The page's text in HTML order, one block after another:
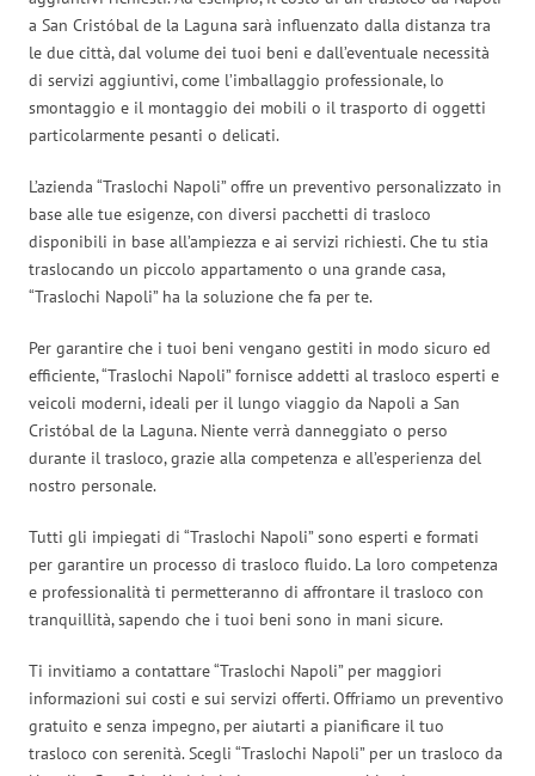
a San Cristóbal de la Laguna sarà influenzato dalla distanza tra
le due città, dal volume dei tuoi beni e dall’eventuale necessità
di servizi aggiuntivi, come l’imballaggio professionale, lo
smontaggio e il montaggio dei mobili o il trasporto di oggetti
particolarmente pesanti o delicati.
L’azienda “Traslochi Napoli” offre un preventivo personalizzato in
base alle tue esigenze, con diversi pacchetti di trasloco
disponibili in base all’ampiezza e ai servizi richiesti. Che tu stia
traslocando un piccolo appartamento o una grande casa,
“Traslochi Napoli” ha la soluzione che fa per te.
Per garantire che i tuoi beni vengano gestiti in modo sicuro ed
efficiente, “Traslochi Napoli” fornisce addetti al trasloco esperti e
veicoli moderni, ideali per il lungo viaggio da Napoli a San
Cristóbal de la Laguna. Niente verrà danneggiato o perso
durante il trasloco, grazie alla competenza e all’esperienza del
nostro personale.
Tutti gli impiegati di “Traslochi Napoli” sono esperti e formati
per garantire un processo di trasloco fluido. La loro competenza
e professionalità ti permetteranno di affrontare il trasloco con
tranquillità, sapendo che i tuoi beni sono in mani sicure.
Ti invitiamo a contattare “Traslochi Napoli” per maggiori
informazioni sui costi e sui servizi offerti. Offriamo un preventivo
gratuito e senza impegno, per aiutarti a pianificare il tuo
trasloco con serenità. Scegli “Traslochi Napoli” per un trasloco da